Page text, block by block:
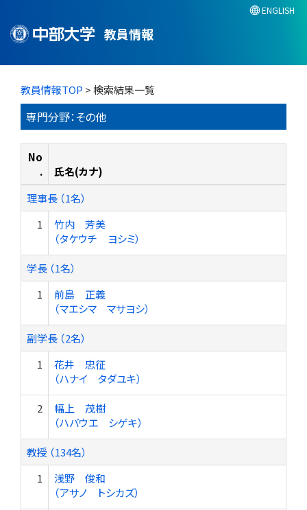
教員情報
ENGLISH
教員情報TOP > 検索結果一覧
専門分野：その他
No
.
氏名(カナ)
理事長 （1名）
1
竹内 芳美
（タケウチ ヨシミ）
学長 （1名）
1
前島 正義
（マエシマ マサヨシ）
副学長 （2名）
1
花井 忠征
（ハナイ タダユキ）
2
幅上 茂樹
（ハバウエ シゲキ）
教授 （134名）
1
浅野 俊和
（アサノ トシカズ）